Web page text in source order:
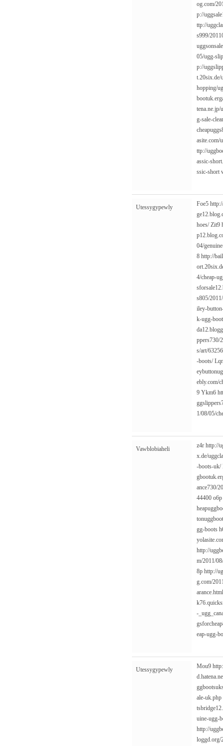
og.com/
p://
ttp://
s999/
05/ugg-
p://
t.20six.de/
hopping/
tena.ne.jp/
g-sale-
asite.com/
ttp://
assic-
ssic-short
Utessygypewly Foe5
hoes/Zit9
04/
8 http://
4/cheap-
s805/
iley-
k-ugg-
ppers730/
s/art/
-boots/
ebly.com/
9 Ykm6
1/08/05/
Vawblobiaheli z4r http://
x.de/
-boots-uk/
ance730/
44400 o6p
gg-boots
http://
m/2011/
8p http://
g.com/
arance.html
-
eap-ugg-
Utessygypewly Mou9
ale-uk.php
uine-ugg-
http://
loggd.org/